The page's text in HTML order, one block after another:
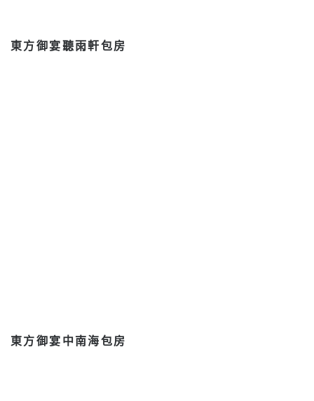
東方御宴聽雨軒包房
東方御宴中南海包房